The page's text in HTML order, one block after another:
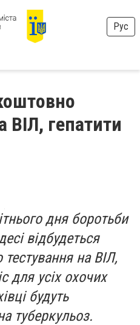
Рус
ВІЛ, гепатити
дня боротьби
відбудеться
тестування на ВІЛ,
для усіх охочих
будуть
туберкульоз.